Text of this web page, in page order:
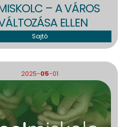
– A VÁROS
ELLEN
Sajtó
2025-05-01